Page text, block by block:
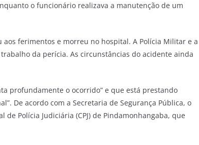
o funcionário realizava a manutenção de um
ferimentos e morreu no hospital. A Polícia Militar e a
da perícia. As circunstâncias do acidente ainda
profundamente o ocorrido” e que está prestando
De acordo com a Secretaria de Segurança Pública, o
Polícia Judiciária (CPJ) de Pindamonhangaba, que